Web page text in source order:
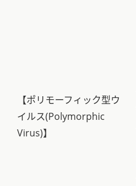
【ポリモーフィック型ウ
イルス(Polymorphic
Virus)】